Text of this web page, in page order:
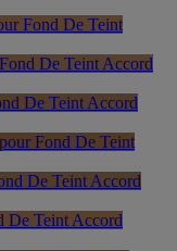
Fond De Teint
De Teint Accord
De Teint Accord
Fond De Teint
De Teint Accord
De Teint Accord